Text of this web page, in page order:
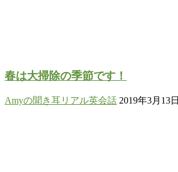
春は大掃除の季節です！
Amyの聞き耳リアル英会話 2019年3月13日